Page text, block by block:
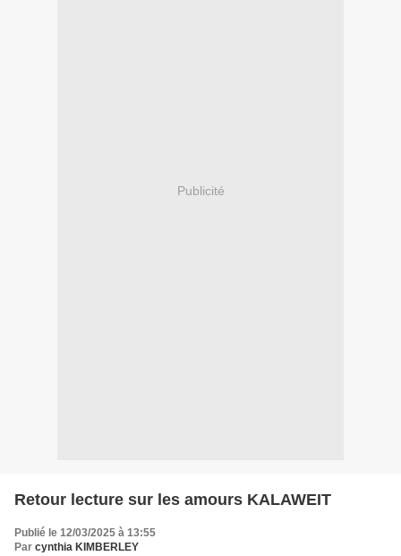
Publicité
Retour lecture sur les amours KALAWEIT
Publié le 12/03/2025 à 13:55
Par cynthia KIMBERLEY